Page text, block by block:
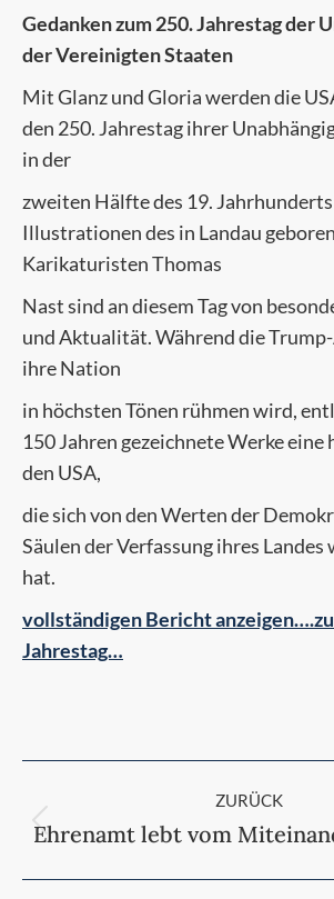
Gedanken zum 250. Jahrestag der
der Vereinigten Staaten
Mit Glanz und Gloria werden die
den 250. Jahrestag ihrer
in der
zweiten Hälfte des 19.
Illustrationen des in Landau
Karikaturisten Thomas
Nast sind an diesem Tag von
und Aktualität. Während die
ihre Nation
in höchsten Tönen rühmen wird,
150 Jahren gezeichnete Werke
den USA,
die sich von den Werten der
Säulen der Verfassung ihres
hat.
vollständigen Bericht
Jahrestag…
ZURÜCK
Ehrenamt lebt vom